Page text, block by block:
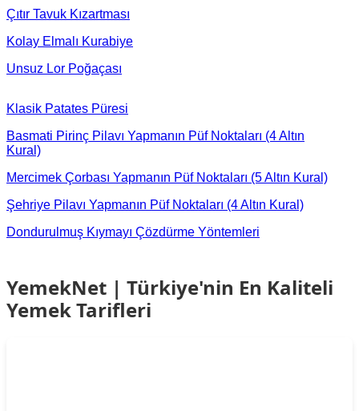
Çıtır Tavuk Kızartması
Kolay Elmalı Kurabiye
Unsuz Lor Poğaçası
Klasik Patates Püresi
Basmati Pirinç Pilavı Yapmanın Püf Noktaları (4 Altın
Kural)
Mercimek Çorbası Yapmanın Püf Noktaları (5 Altın Kural)
Şehriye Pilavı Yapmanın Püf Noktaları (4 Altın Kural)
Dondurulmuş Kıymayı Çözdürme Yöntemleri
YemekNet | Türkiye'nin En Kaliteli
Yemek Tarifleri